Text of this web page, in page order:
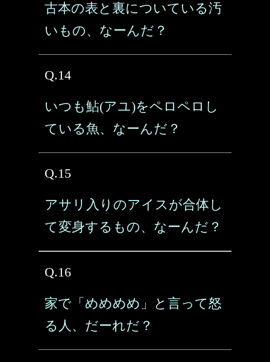
古本の表と裏についている汚
いもの、なーんだ？
Q.14
いつも鮎(アユ)をペロペロし
ている魚、なーんだ？
Q.15
アサリ入りのアイスが合体し
て変身するもの、なーんだ？
Q.16
家で「めめめめ」と言って怒
る人、だーれだ？